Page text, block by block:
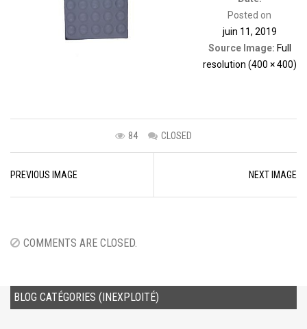
Posted on
juin 11, 2019
Source Image: Full
resolution (400 × 400)
84 CLOSED
navigation
PREVIOUS IMAGE NEXT IMAGE
COMMENTS ARE CLOSED.
BLOG CATÉGORIES (INEXPLOITÉ)